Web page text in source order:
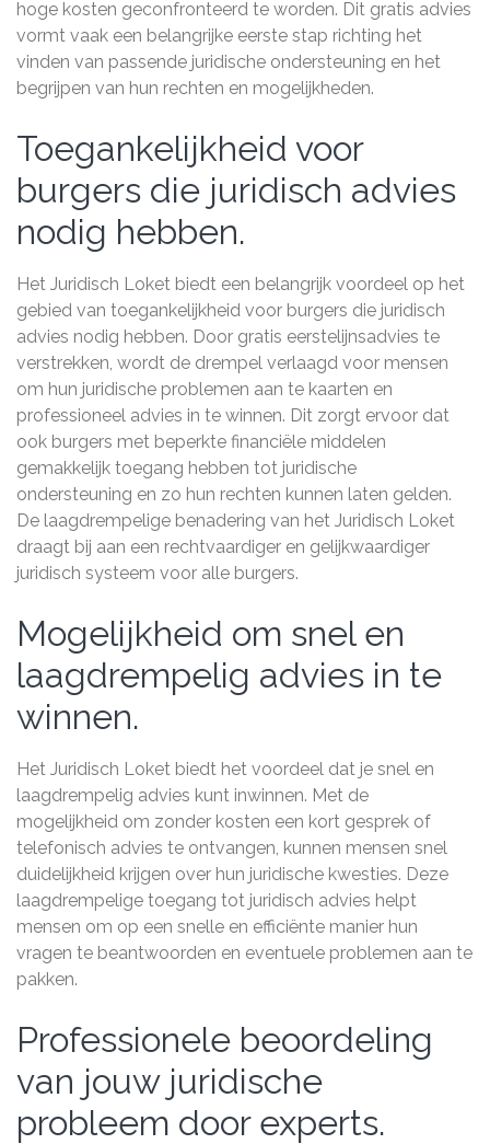
hoge kosten geconfronteerd te worden. Dit gratis advies
vormt vaak een belangrijke eerste stap richting het
vinden van passende juridische ondersteuning en het
begrijpen van hun rechten en mogelijkheden.
Toegankelijkheid voor
burgers die juridisch advies
nodig hebben.
Het Juridisch Loket biedt een belangrijk voordeel op het
gebied van toegankelijkheid voor burgers die juridisch
advies nodig hebben. Door gratis eerstelijnsadvies te
verstrekken, wordt de drempel verlaagd voor mensen
om hun juridische problemen aan te kaarten en
professioneel advies in te winnen. Dit zorgt ervoor dat
ook burgers met beperkte financiële middelen
gemakkelijk toegang hebben tot juridische
ondersteuning en zo hun rechten kunnen laten gelden.
De laagdrempelige benadering van het Juridisch Loket
draagt bij aan een rechtvaardiger en gelijkwaardiger
juridisch systeem voor alle burgers.
Mogelijkheid om snel en
laagdrempelig advies in te
winnen.
Het Juridisch Loket biedt het voordeel dat je snel en
laagdrempelig advies kunt inwinnen. Met de
mogelijkheid om zonder kosten een kort gesprek of
telefonisch advies te ontvangen, kunnen mensen snel
duidelijkheid krijgen over hun juridische kwesties. Deze
laagdrempelige toegang tot juridisch advies helpt
mensen om op een snelle en efficiënte manier hun
vragen te beantwoorden en eventuele problemen aan te
pakken.
Professionele beoordeling
van jouw juridische
probleem door experts.